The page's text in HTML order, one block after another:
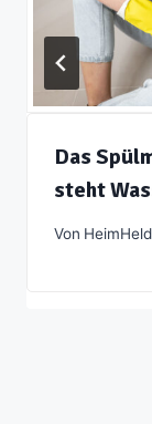
Das
steht
Von